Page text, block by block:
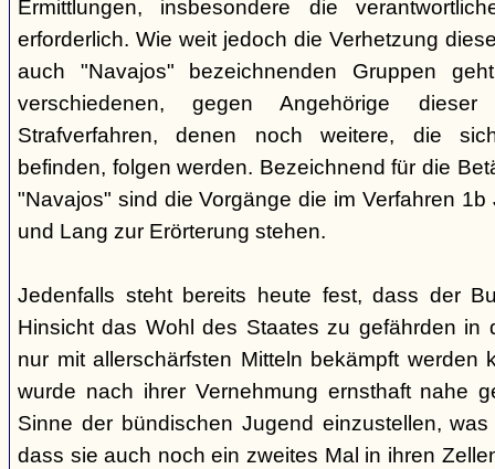
Ermittlungen, insbesondere die
erforderlich. Wie weit jedoch die Verhetzung
auch "Navajos" bezeichnenden Gruppen
verschiedenen, gegen Angehörige dieser
Strafverfahren, denen noch weitere, die
befinden, folgen werden. Bezeichnend für die
"Navajos" sind die Vorgänge die im Verfahren
und Lang zur Erörterung stehen.
Jedenfalls steht bereits heute fest, dass der
Hinsicht das Wohl des Staates zu gefährden in
nur mit allerschärfsten Mitteln bekämpft werden
wurde nach ihrer Vernehmung ernsthaft nahe
Sinne der bündischen Jugend einzustellen,
dass sie auch noch ein zweites Mal in ihren